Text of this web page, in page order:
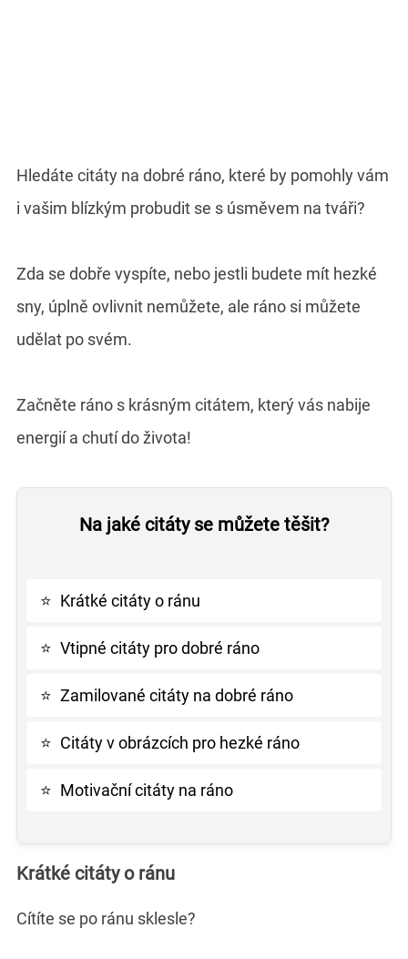
Hledáte citáty na dobré ráno, které by pomohly vám
i vašim blízkým probudit se s úsměvem na tváři?
Zda se dobře vyspíte, nebo jestli budete mít hezké
sny, úplně ovlivnit nemůžete, ale ráno si můžete
udělat po svém.
Začněte ráno s krásným citátem, který vás nabije
energií a chutí do života!
Na jaké citáty se můžete těšit?
⭐ Krátké citáty o ránu
⭐ Vtipné citáty pro dobré ráno
⭐ Zamilované citáty na dobré ráno
⭐ Citáty v obrázcích pro hezké ráno
⭐ Motivační citáty na ráno
Krátké citáty o ránu
Cítíte se po ránu sklesle?